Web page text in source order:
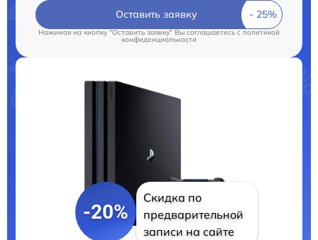
Оставить заявку
Нажимая на кнопку "Оставить заявку" Вы соглашаетесь cполитикой
конфиденциальности
-20%
Скидка по
предварительной
записи на сайте